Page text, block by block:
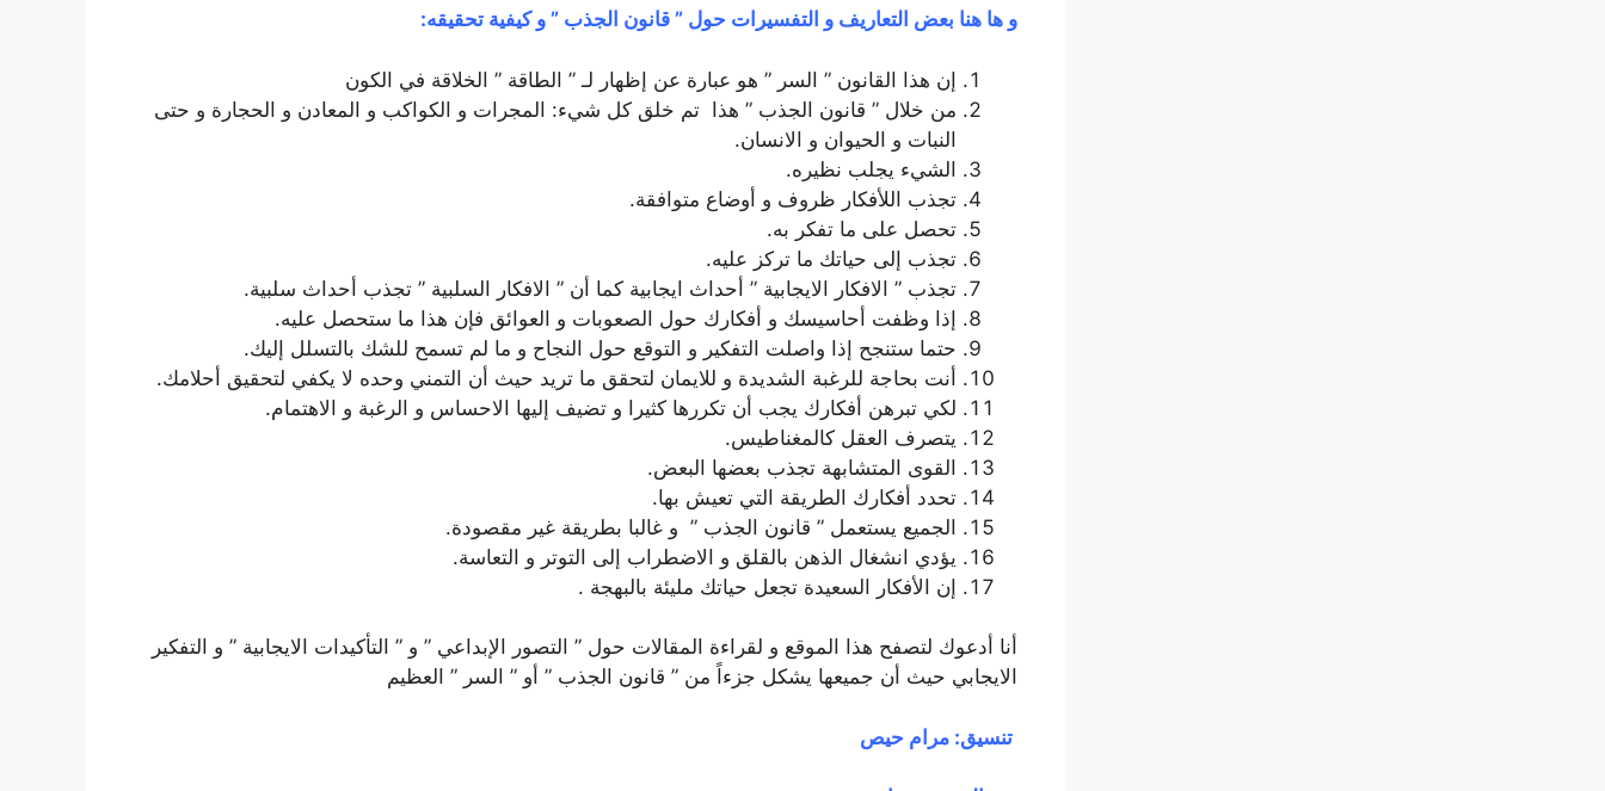
و ها هنا بعض التعاريف و التفسيرات حول ” قانون الجذب ” و كيفية تحقيقه:
إن هذا القانون ” السر ” هو عبارة عن إظهار لـ ” الطاقة ” الخلاقة في الكون
من خلال ” قانون الجذب ” هذا تم خلق كل شيء: المجرات و الكواكب و المعادن و الحجارة و حتى
النبات و الحيوان و الانسان.
الشيء يجلب نظيره.
تجذب اللأفكار ظروف و أوضاع متوافقة.
تحصل على ما تفكر به.
تجذب إلى حياتك ما تركز عليه.
تجذب ” الافكار الايجابية ” أحداث ايجابية كما أن ” الافكار السلبية ” تجذب أحداث سلبية.
إذا وظفت أحاسيسك و أفكارك حول الصعوبات و العوائق فإن هذا ما ستحصل عليه.
حتما ستنجح إذا واصلت التفكير و التوقع حول النجاح و ما لم تسمح للشك بالتسلل إليك.
أنت بحاجة للرغبة الشديدة و للايمان لتحقق ما تريد حيث أن التمني وحده لا يكفي لتحقيق أحلامك.
لكي تبرهن أفكارك يجب أن تكررها كثيرا و تضيف إليها الاحساس و الرغبة و الاهتمام.
يتصرف العقل كالمغناطيس.
القوى المتشابهة تجذب بعضها البعض.
تحدد أفكارك الطريقة التي تعيش بها.
الجميع يستعمل ” قانون الجذب ” و غالبا بطريقة غير مقصودة.
يؤدي انشغال الذهن بالقلق و الاضطراب إلى التوتر و التعاسة.
إن الأفكار السعيدة تجعل حياتك مليئة بالبهجة .
أنا أدعوك لتصفح هذا الموقع و لقراءة المقالات حول ” التصور الإبداعي ” و ” التأكيدات الايجابية ” و التفكير
الايجابي حيث أن جميعها يشكل جزءاً من ” قانون الجذب ” أو ” السر ” العظيم
تنسيق: مرام حيص